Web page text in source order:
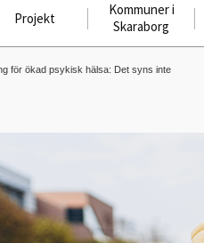
Projekt
Kommuner i
Skaraborg
för ökad psykisk hälsa: Det syns inte